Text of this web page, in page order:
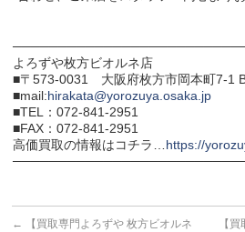
よろずや枚方ビオルネ店
■〒573-0031 大阪府枚方市岡本町7-1
■mail:hirakata@yorozuya.osaka.jp
■TEL：072-841-2951
■FAX：072-841-2951
高価買取の情報はコチラ…https://
←
【買取専門よろずや 枚方ビオルネ
【